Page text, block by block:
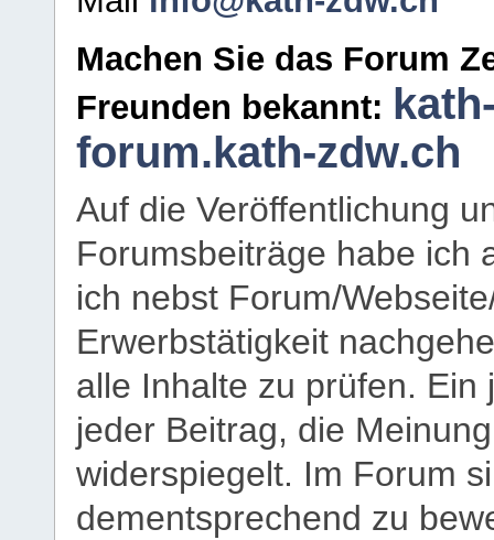
Machen Sie das Forum
Freunden bekannt:
forum.kath-zdw.ch
Auf die Veröffentlichung
Forumsbeiträge habe ich
ich nebst Forum/
Erwerbstätigkeit
alle Inhalte zu prüfen.
jeder Beitrag, die
widerspiegelt. Im Forum
dementsprechend zu